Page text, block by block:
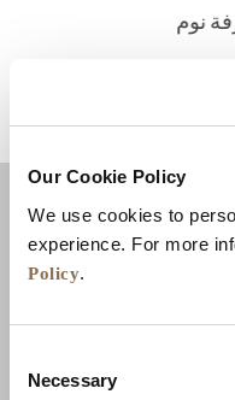
Our Cookie Policy
We use cookies to
experience. For more
Policy.
Selection
Necessary
نوم